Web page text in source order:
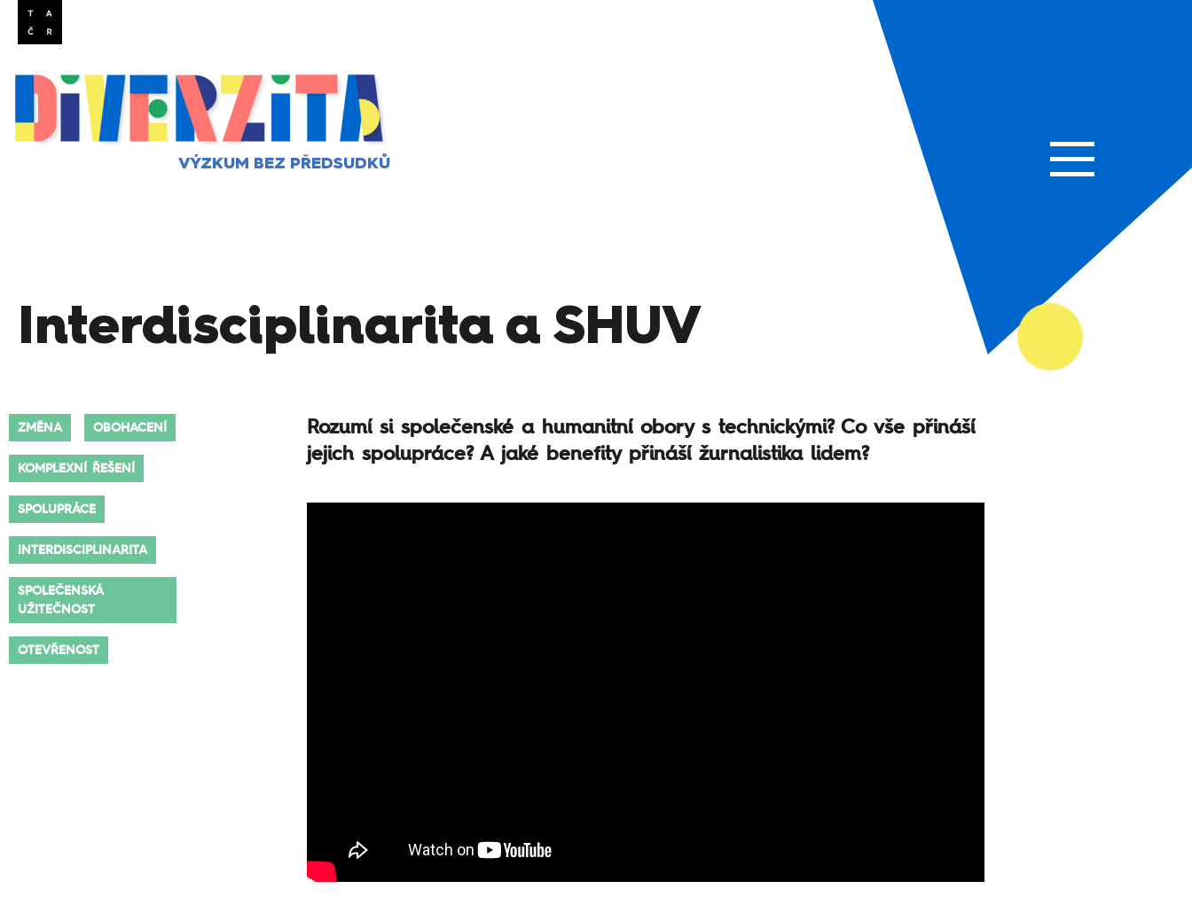
VÝZKUM BEZ PŘEDSUDKŮ
Interdisciplinarita a SHUV
ZMĚNA OBOHACENÍ
KOMPLEXNÍ ŘEŠENÍ
SPOLUPRÁCE
INTERDISCIPLINARITA
SPOLEČENSKÁ
UŽITEČNOST
OTEVŘENOST
Rozumí si společenské a humanitní obory s technickými? Co vše přináší
jejich spolupráce? A jaké benefity přináší žurnalistika lidem?